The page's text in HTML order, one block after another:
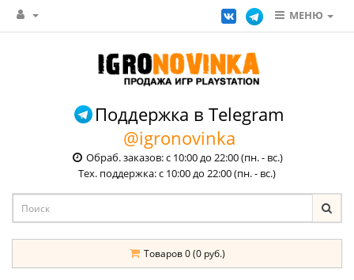
МЕНЮ
Поддержка в Telegram
@igronovinka
Обраб. заказов: с 10:00 до 22:00 (пн. - вс.)
Тех. поддержка: с 10:00 до 22:00 (пн. - вс.)
Товаров 0 (0 руб.)